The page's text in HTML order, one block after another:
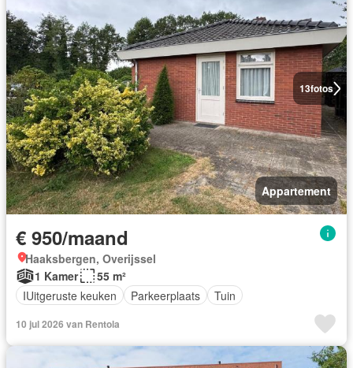
13fotos
Appartement
€ 950/maand
Haaksbergen, Overijssel
1 Kamer
55 m²
IUitgeruste keuken
Parkeerplaats Tuin
10 jul 2026 van Rentola